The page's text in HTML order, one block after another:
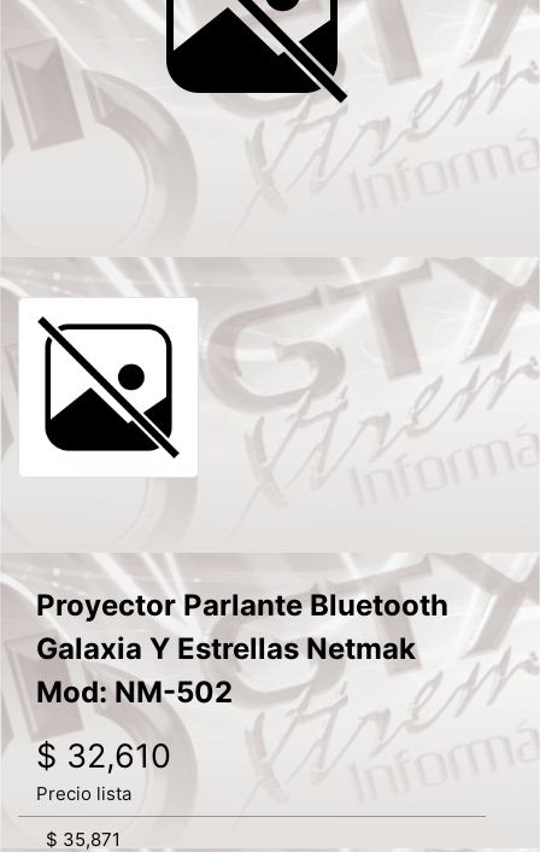
Proyector Parlante Bluetooth
Galaxia Y Estrellas Netmak
Mod: NM-502
$ 32,610
Precio lista
$ 35,871